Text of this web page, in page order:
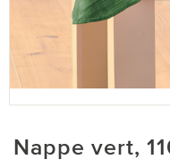
Nappe vert,